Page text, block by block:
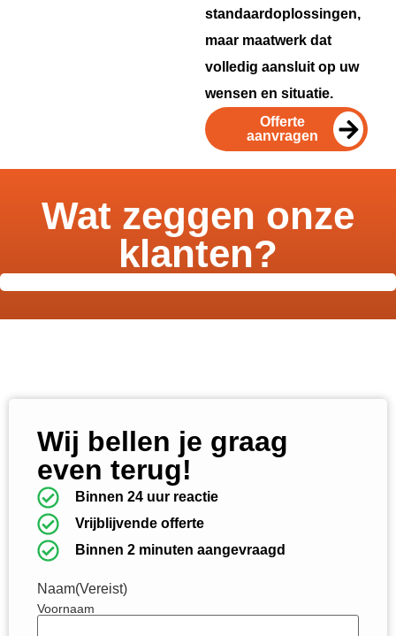
standaardoplossingen,
maar maatwerk dat
volledig aansluit op uw
wensen en situatie.
Offerte
aanvragen
Wat zeggen onze
klanten?
Wij bellen je graag
even terug!
Binnen 24 uur reactie
Vrijblijvende offerte
Binnen 2 minuten aangevraagd
Naam(Vereist)
Voornaam